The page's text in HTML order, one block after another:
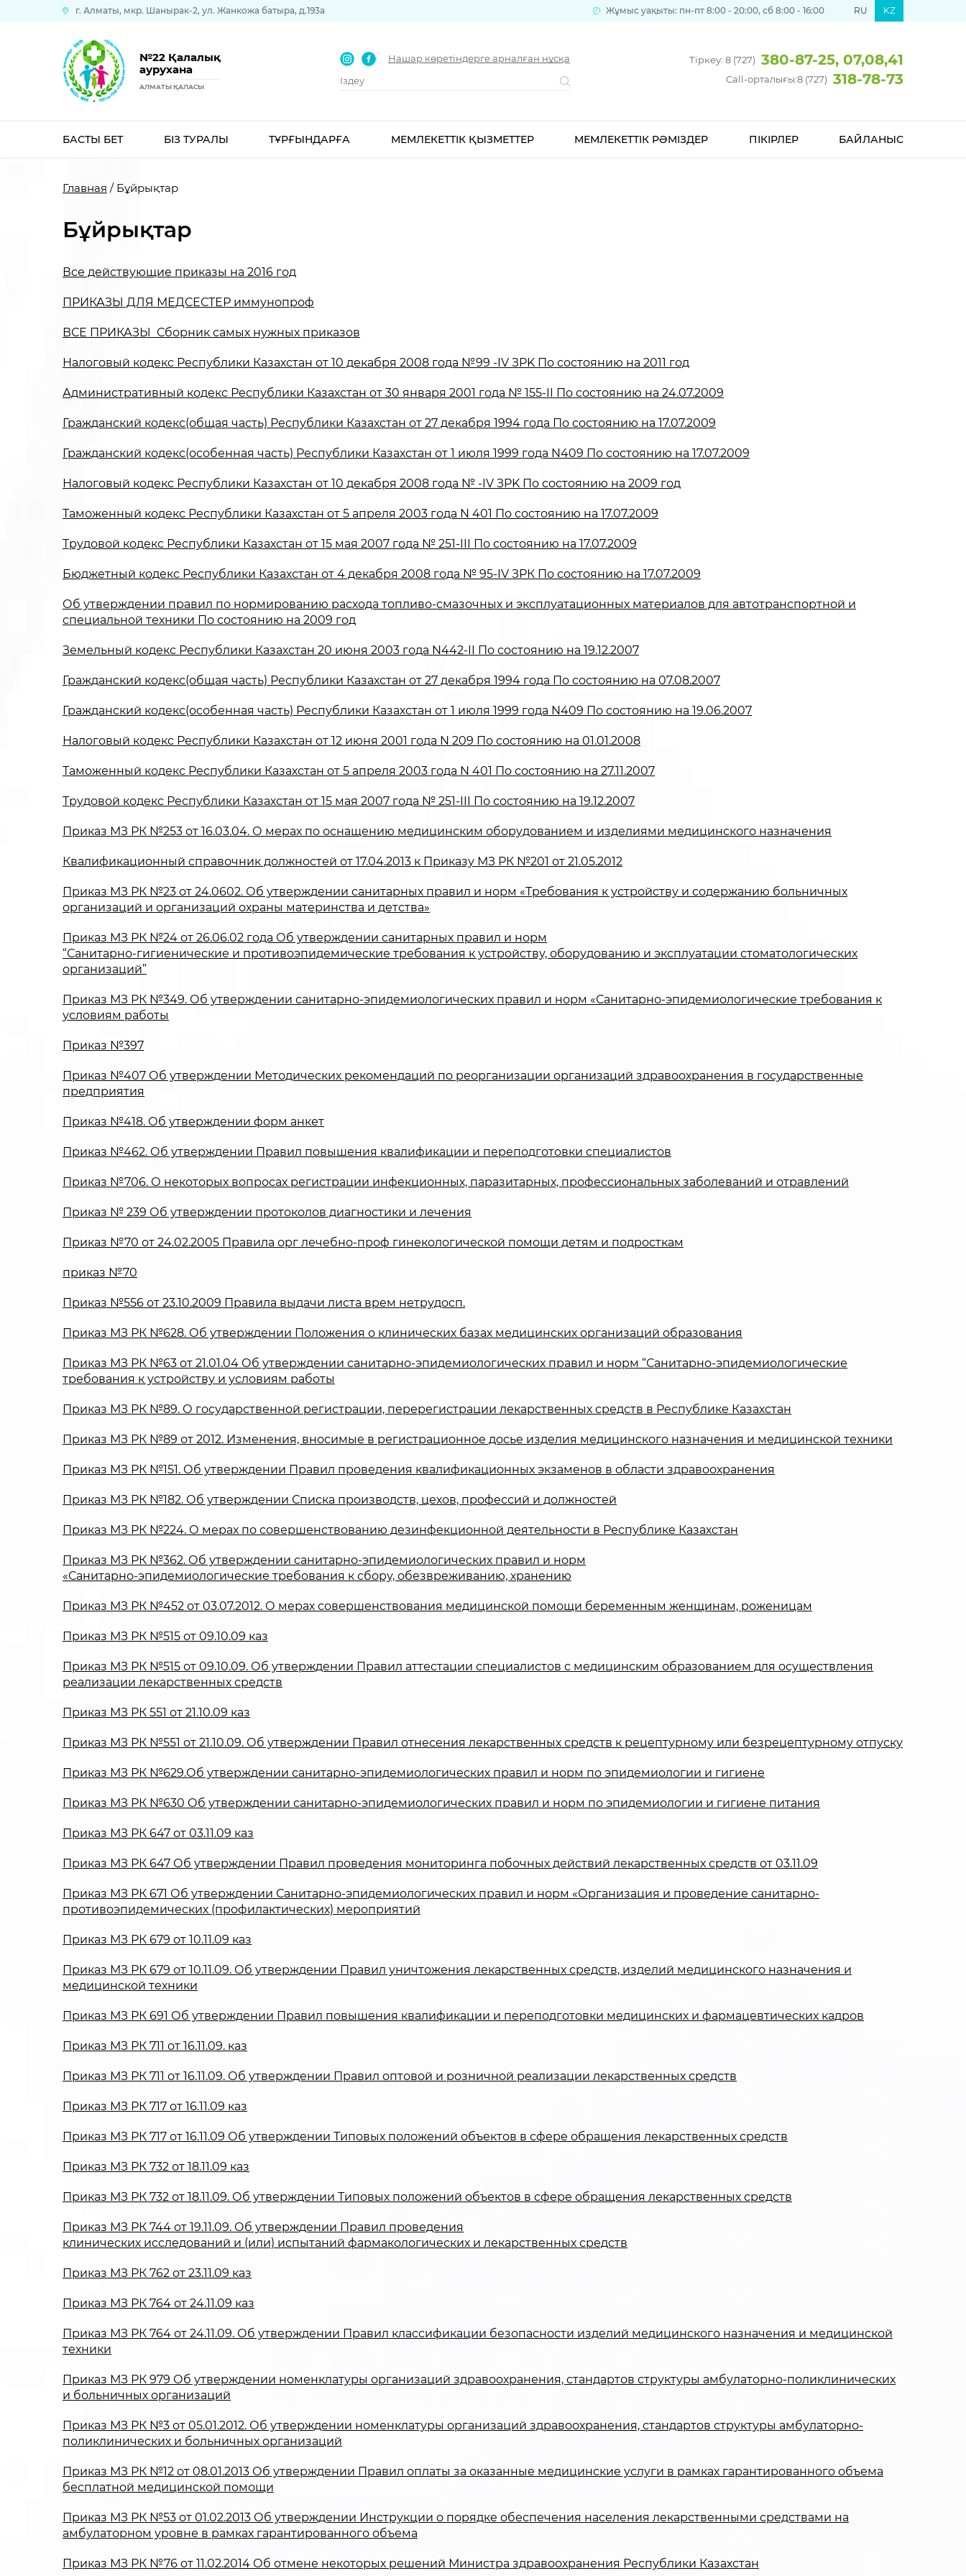
г. Алматы, мкр. Шанырак-2, ул. Жанкожа батыра, д.193а Жұмыс уақыты: пн-пт 8:00 - 20:00, сб 8:00 - 16:00 RU KZ
№22 Қалалық
аурухана
АЛМАТЫ ҚАЛАСЫ
Нашар көретіндерге арналған нұсқа Тіркеу: 8 (727) 380-87-25, 07,08,41
Call-орталығы:8 (727) 318-78-73
БАСТЫ БЕТ БІЗ ТУРАЛЫ ТҰРҒЫНДАРҒА МЕМЛЕКЕТТІК ҚЫЗМЕТТЕР МЕМЛЕКЕТТІК РӘМІЗДЕР ПІКІРЛЕР БАЙЛАНЫС
Главная / Бұйрықтар
Бұйрықтар
Все действующие приказы на 2016 год
ПРИКАЗЫ ДЛЯ МЕДСЕСТЕР иммунопроф
ВСЕ ПРИКАЗЫ Сборник самых нужных приказов
Налоговый кодекс Республики Казахстан от 10 декабря 2008 года №99 -IV ЗPK По состоянию на 2011 год
Административный кодекс Республики Казахстан от 30 января 2001 года № 155-II По состоянию на 24.07.2009
Гражданский кодекс(общая часть) Республики Казахстан от 27 декабря 1994 года По состоянию на 17.07.2009
Гражданский кодекс(особенная часть) Республики Казахстан от 1 июля 1999 года N409 По состоянию на 17.07.2009
Налоговый кодекс Республики Казахстан от 10 декабря 2008 года № -IV ЗPK По состоянию на 2009 год
Таможенный кодекс Республики Казахстан от 5 апреля 2003 года N 401 По состоянию на 17.07.2009
Трудовой кодекс Республики Казахстан от 15 мая 2007 года № 251-III По состоянию на 17.07.2009
Бюджетный кодекс Республики Казахстан от 4 декабря 2008 года № 95-IV ЗРК По состоянию на 17.07.2009
Об утверждении правил по нормированию расхода топливо-смазочных и эксплуатационных материалов для автотранспортной и
специальной техники По состоянию на 2009 год
Земельный кодекс Республики Казахстан 20 июня 2003 года N442-II По состоянию на 19.12.2007
Гражданский кодекс(общая часть) Республики Казахстан от 27 декабря 1994 года По состоянию на 07.08.2007
Гражданский кодекс(особенная часть) Республики Казахстан от 1 июля 1999 года N409 По состоянию на 19.06.2007
Налоговый кодекс Республики Казахстан от 12 июня 2001 года N 209 По состоянию на 01.01.2008
Таможенный кодекс Республики Казахстан от 5 апреля 2003 года N 401 По состоянию на 27.11.2007
Трудовой кодекс Республики Казахстан от 15 мая 2007 года № 251-III По состоянию на 19.12.2007
Приказ МЗ РК №253 от 16.03.04. О мерах по оснащению медицинским оборудованием и изделиями медицинского назначения
Квалификационный справочник должностей от 17.04.2013 к Приказу МЗ РК №201 от 21.05.2012
Приказ МЗ РК №23 от 24.0602. Об утверждении санитарных правил и норм «Требования к устройству и содержанию больничных
организаций и организаций охраны материнства и детства»
Приказ МЗ РК №24 от 26.06.02 года Об утверждении санитарных правил и норм
“Санитарно-гигиенические и противоэпидемические требования к устройству, оборудованию и эксплуатации стоматологических
организаций”
Приказ МЗ РК №349. Об утверждении санитарно-эпидемиологических правил и норм «Санитарно-эпидемиологические требования к
условиям работы
Приказ №397
Приказ №407 Об утверждении Методических рекомендаций по реорганизации организаций здравоохранения в государственные
предприятия
Приказ №418. Об утверждении форм анкет
Приказ №462. Об утверждении Правил повышения квалификации и переподготовки специалистов
Приказ №706. О некоторых вопросах регистрации инфекционных, паразитарных, профессиональных заболеваний и отравлений
Приказ № 239 Об утверждении протоколов диагностики и лечения
Приказ №70 от 24.02.2005 Правила орг лечебно-проф гинекологической помощи детям и подросткам
приказ №70
Приказ №556 от 23.10.2009 Правила выдачи листа врем нетрудосп.
Приказ МЗ РК №628. Об утверждении Положения о клинических базах медицинских организаций образования
Приказ МЗ РК №63 от 21.01.04 Об утверждении санитарно-эпидемиологических правил и норм “Санитарно-эпидемиологические
требования к устройству и условиям работы
Приказ МЗ РК №89. О государственной регистрации, перерегистрации лекарственных средств в Республике Казахстан
Приказ МЗ РК №89 от 2012. Изменения, вносимые в регистрационное досье изделия медицинского назначения и медицинской техники
Приказ МЗ РК №151. Об утверждении Правил проведения квалификационных экзаменов в области здравоохранения
Приказ МЗ РК №182. Об утверждении Списка производств, цехов, профессий и должностей
Приказ МЗ РК №224. О мерах по совершенствованию дезинфекционной деятельности в Республике Казахстан
Приказ МЗ РК №362. Об утверждении санитарно-эпидемиологических правил и норм
«Санитарно-эпидемиологические требования к сбору, обезвреживанию, хранению
Приказ МЗ РК №452 от 03.07.2012. О мерах совершенствования медицинской помощи беременным женщинам, роженицам
Приказ МЗ РК №515 от 09.10.09 каз
Приказ МЗ РК №515 от 09.10.09. Об утверждении Правил аттестации специалистов с медицинским образованием для осуществления
реализации лекарственных средств
Приказ МЗ РК 551 от 21.10.09 каз
Приказ МЗ РК №551 от 21.10.09. Об утверждении Правил отнесения лекарственных средств к рецептурному или безрецептурному отпуску
Приказ МЗ РК №629.Об утверждении санитарно-эпидемиологических правил и норм по эпидемиологии и гигиене
Приказ МЗ РК №630 Об утверждении санитарно-эпидемиологических правил и норм по эпидемиологии и гигиене питания
Приказ МЗ РК 647 от 03.11.09 каз
Приказ МЗ РК 647 Об утверждении Правил проведения мониторинга побочных действий лекарственных средств от 03.11.09
Приказ МЗ РК 671 Об утверждении Санитарно-эпидемиологических правил и норм «Организация и проведение санитарно-
противоэпидемических (профилактических) мероприятий
Приказ МЗ РК 679 от 10.11.09 каз
Приказ МЗ РК 679 от 10.11.09. Об утверждении Правил уничтожения лекарственных средств, изделий медицинского назначения и
медицинской техники
Приказ МЗ РК 691 Об утверждении Правил повышения квалификации и переподготовки медицинских и фармацевтических кадров
Приказ МЗ РК 711 от 16.11.09. каз
Приказ МЗ РК 711 от 16.11.09. Об утверждении Правил оптовой и розничной реализации лекарственных средств
Приказ МЗ РК 717 от 16.11.09 каз
Приказ МЗ РК 717 от 16.11.09 Об утверждении Типовых положений объектов в сфере обращения лекарственных средств
Приказ МЗ РК 732 от 18.11.09 каз
Приказ МЗ РК 732 от 18.11.09. Об утверждении Типовых положений объектов в сфере обращения лекарственных средств
Приказ МЗ РК 744 от 19.11.09. Об утверждении Правил проведения
клинических исследований и (или) испытаний фармакологических и лекарственных средств
Приказ МЗ РК 762 от 23.11.09 каз
Приказ МЗ РК 764 от 24.11.09 каз
Приказ МЗ РК 764 от 24.11.09. Об утверждении Правил классификации безопасности изделий медицинского назначения и медицинской
техники
Приказ МЗ РК 979 Об утверждении номенклатуры организаций здравоохранения, стандартов структуры амбулаторно-поликлинических
и больничных организаций
Приказ МЗ РК №3 от 05.01.2012. Об утверждении номенклатуры организаций здравоохранения, стандартов структуры амбулаторно-
поликлинических и больничных организаций
Приказ МЗ РК №12 от 08.01.2013 Об утверждении Правил оплаты за оказанные медицинские услуги в рамках гарантированного объема
бесплатной медицинской помощи
Приказ МЗ РК №53 от 01.02.2013 Об утверждении Инструкции о порядке обеспечения населения лекарственными средствами на
амбулаторном уровне в рамках гарантированного объема
Приказ МЗ РК №76 от 11.02.2014 Об отмене некоторых решений Министра здравоохранения Республики Казахстан